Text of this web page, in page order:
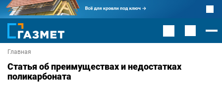
Главная
Статья об преимуществах и недостатках
поликарбоната